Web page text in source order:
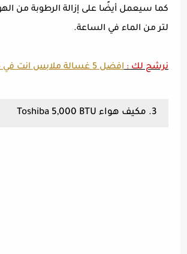
لتر من الماء في الساعة.
نرشح لك :افضل 5 غسالة ملابس انت في حاجة إليها
3. مكيف هواء Toshiba 5,000 BTU